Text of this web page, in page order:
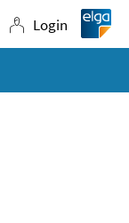
Navigation
Login
Login